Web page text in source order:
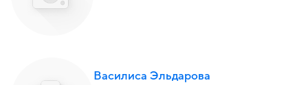
Василиса Эльдарова